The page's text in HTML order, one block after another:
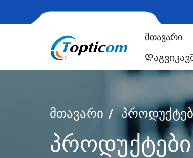
Მთავარი
ᲛᲗᲐᲕᲐᲠᲘ
ᲞᲠᲝᲓᲣᲥᲢᲔᲑᲘ